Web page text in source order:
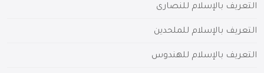
التعريف بالإسلام للنصارى
التعريف بالإسلام للملحدين
التعريف بالإسلام للهندوس